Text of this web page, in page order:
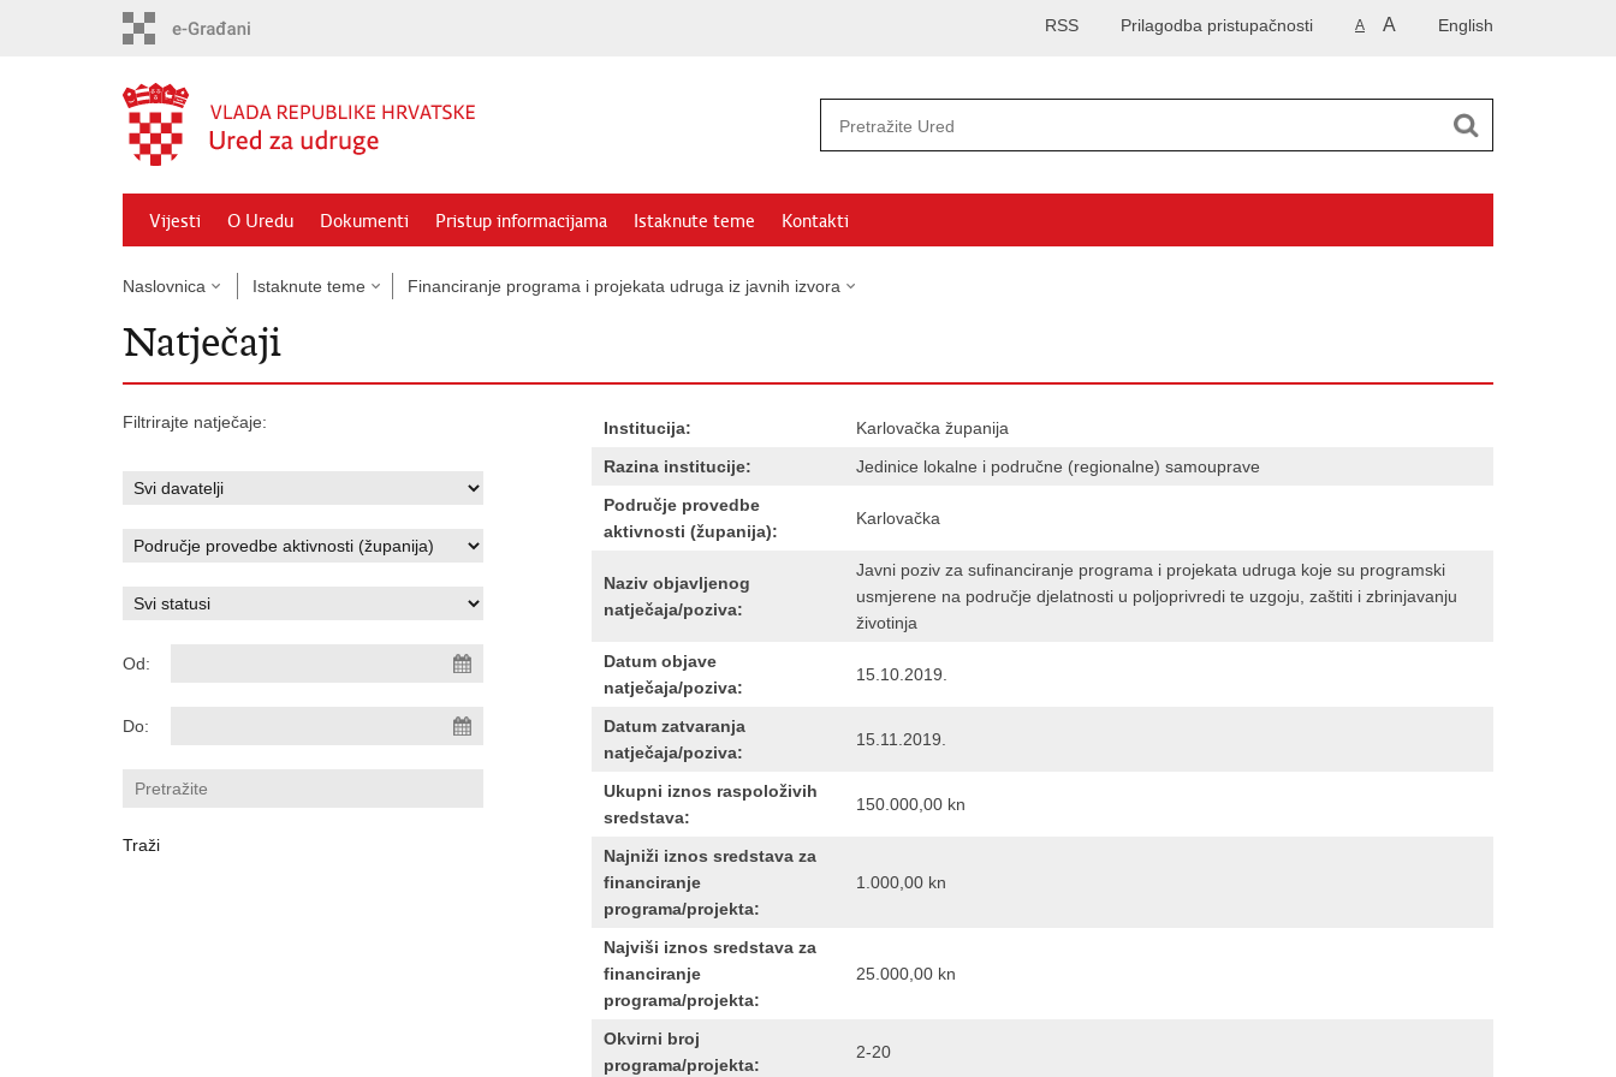
English
A A
Prilagodba pristupačnosti
RSS
Vijesti O Uredu Dokumenti Pristup informacijama Istaknute teme Kontakti
Naslovnica Istaknute teme Financiranje programa i projekata udruga iz javnih izvora
Natječaji
Filtrirajte natječaje:
Od:
Do:
Institucija:
Karlovačka županija
Razina institucije:
Jedinice lokalne i područne (regionalne) samouprave
Područje provedbe
aktivnosti (županija):
Karlovačka
Naziv objavljenog
natječaja/poziva:
Javni poziv za sufinanciranje programa i projekata udruga koje su programski
usmjerene na područje djelatnosti u poljoprivredi te uzgoju, zaštiti i zbrinjavanju
životinja
Datum objave
natječaja/poziva:
15.10.2019.
Datum zatvaranja
natječaja/poziva:
15.11.2019.
Ukupni iznos raspoloživih
sredstava:
150.000,00 kn
Najniži iznos sredstava za
financiranje
programa/projekta:
1.000,00 kn
Najviši iznos sredstava za
financiranje
programa/projekta:
25.000,00 kn
Okvirni broj
programa/projekta:
2-20